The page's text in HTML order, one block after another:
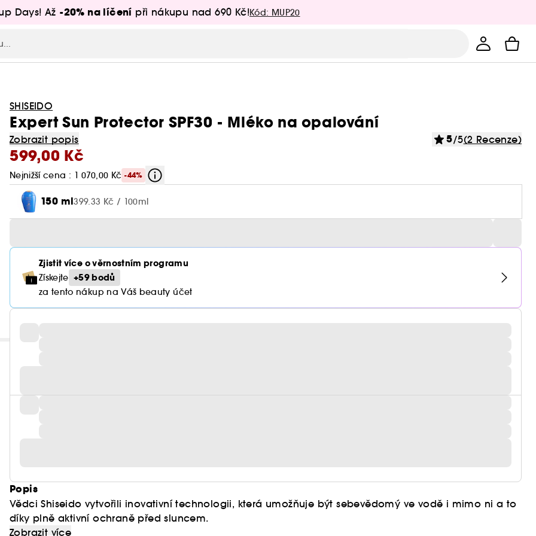
Days! Až -20% na líčení při nákupu nad 690 Kč!Kód: MUP20
SHISEIDO
Expert Sun Protector SPF30 - Mléko na opalování
Zobrazit popis 5/5(2 Recenze)
599,00 Kč
Nejnižší cena : 1 070,00 Kč -44%
150 ml399.33 Kč / 100ml
Zjistit více o věrnostním programu
Získejte +59 bodů
za tento nákup na Váš beauty účet
Popis
Vědci Shiseido vytvořili inovativní technologii, která umožňuje být sebevědomý ve vodě i mimo ni a to
díky plně aktivní ochraně před sluncem.
Technologie SynchroShield™ reaguje na změny prostředí, zatímco pot, voda a teplo posilují působení
Zobrazit více